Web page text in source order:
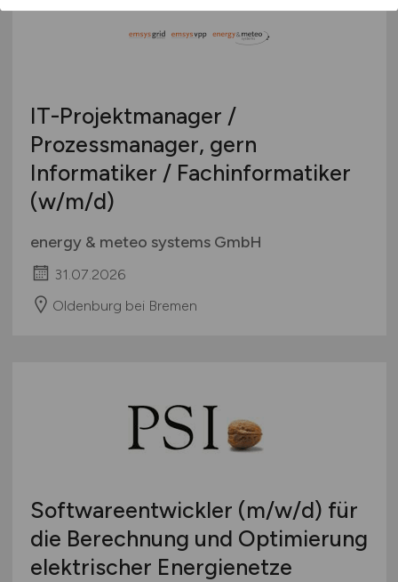
IT-Projektmanager /
Prozessmanager, gern
Informatiker / Fachinformatiker
(w/m/d)
energy & meteo systems GmbH
31.07.2026
Oldenburg bei Bremen
Softwareentwickler (m/w/d) für
die Berechnung und Optimierung
elektrischer Energienetze